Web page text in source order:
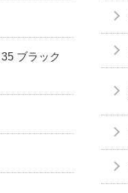
ブラック